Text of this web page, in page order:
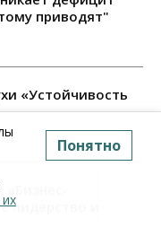
приводят"
«Устойчивость
лидерство и
Понятно